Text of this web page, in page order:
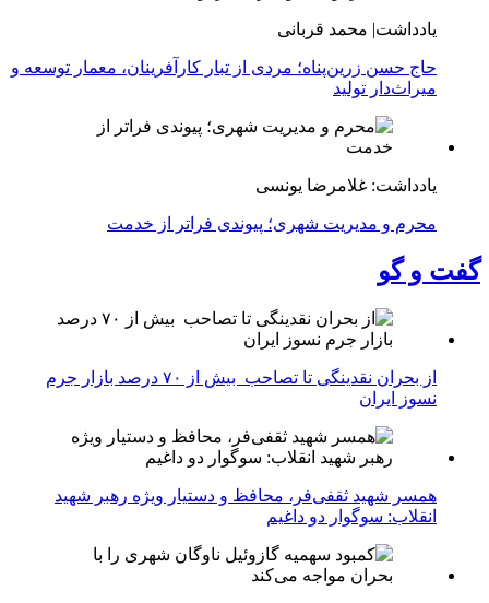
یادداشت| محمد قربانی
حاج حسن زرین‌پناه؛ مردی از تبار کارآفرینان، معمار توسعه و
میراث‌دار تولید
یادداشت: غلامرضا یونسی
محرم و مدیریت شهری؛ پیوندی فراتر از خدمت
گفت و گو
از بحران نقدینگی تا تصاحب بیش از ۷۰ درصد بازار جرم
نسوز ایران
همسر شهید ثقفی‌فر، محافظ و دستیار ویژه رهبر شهید
انقلاب: سوگوار دو داغیم